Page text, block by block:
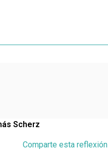
Scherz
Comparte esta reflexión